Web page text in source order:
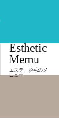
Esthetic
Memu
エステ・脱毛のメ
ニュー